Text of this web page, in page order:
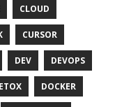
CLOUD
CURSOR
DEV DEVOPS
DOCKER